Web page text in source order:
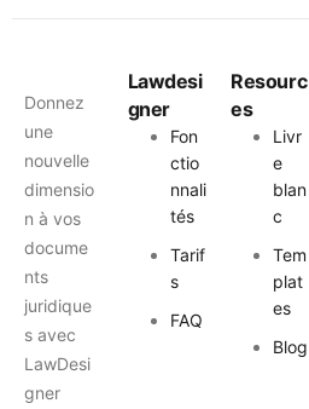
Donnez
une
nouvelle
dimensio
n à vos
docume
nts
juridique
s avec
LawDesi
gner
Lawdesi
gner
Fon
ctio
nnali
tés
Tarif
s
FAQ
Resourc
es
Livr
e
blan
c
Tem
plat
es
Blog